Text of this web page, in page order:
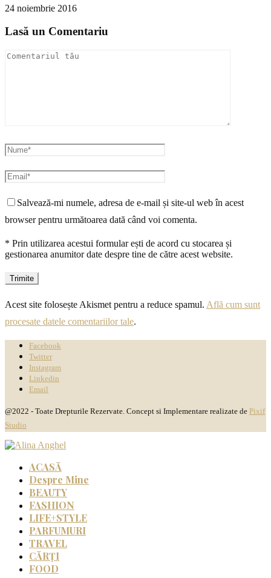
24 noiembrie 2016
Lasă un Comentariu
Salvează-mi numele, adresa de e-mail și site-ul web în acest
browser pentru următoarea dată când voi comenta.
* Prin utilizarea acestui formular ești de acord cu stocarea și
gestionarea anumitor date despre tine de către acest website.
Acest site folosește Akismet pentru a reduce spamul. Află cum sunt
procesate datele comentariilor tale.
Facebook
Twitter
Instagram
Linkedin
Email
@2022 - Toate Drepturile Rezervate. Concept si Implementare realizate de Pixif
Studio
ACASĂ
Despre Mine
BEAUTY
FASHION
LIFE+STYLE
PARFUMURI
TRAVEL
CĂRȚI
FOOD